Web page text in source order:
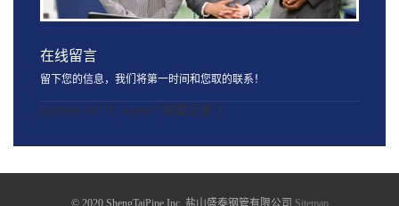
在线留言
留下您的信息，我们将第一时间和您取的联系！
[quform id="1" name="询盘记录"]
© 2020 ShengTaiPipe Inc. 盐山盛泰钢管有限公司 Sitemap